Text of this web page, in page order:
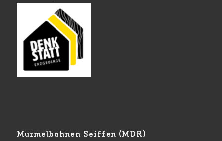
Murmelbahnen Seiffen (MDR)